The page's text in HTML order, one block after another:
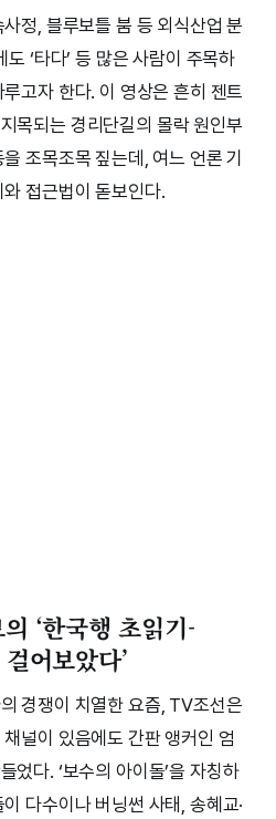
정, 블루보틀 붐 등 외식산업 분
‘타다’ 등 많은 사람이 주목하
고자 한다. 이 영상은 흔히 젠트
목되는 경리단길의 몰락 원인부
조목조목 짚는데, 여느 언론 기
접근법이 돋보인다.
‘한국행 초읽기-
어보았다’
경쟁이 치열한 요즘, TV조선은
널이 있음에도 간판 앵커인 엄
었다. ‘보수의 아이돌’을 자칭하
다수이나 버닝썬 사태, 송혜교·